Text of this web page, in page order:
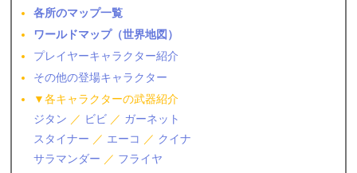
各所のマップ一覧
ワールドマップ（世界地図）
プレイヤーキャラクター紹介
その他の登場キャラクター
▼各キャラクターの武器紹介
ジタン ／ ビビ ／ ガーネット
スタイナー ／ エーコ ／ クイナ
サラマンダー ／ フライヤ